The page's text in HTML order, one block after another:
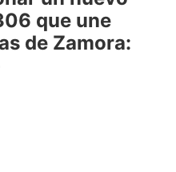
que une
de Zamora: